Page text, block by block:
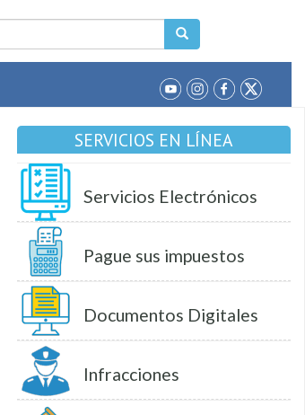
SERVICIOS EN LÍNEA
Servicios Electrónicos
Pague sus impuestos
Documentos Digitales
Infracciones